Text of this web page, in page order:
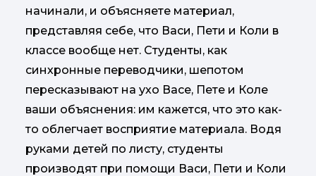
начинали, и объясняете материал,
представляя себе, что Васи, Пети и Коли в
классе вообще нет. Студенты, как
синхронные переводчики, шепотом
пересказывают на ухо Васе, Пете и Коле
ваши объяснения: им кажется, что это как-
то облегчает восприятие материала. Водя
руками детей по листу, студенты
производят при помощи Васи, Пети и Коли